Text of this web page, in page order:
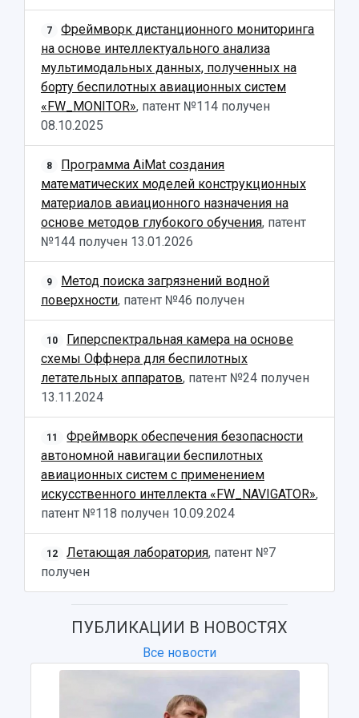
Кампус
3D-тур по университету
Музеи
Учебный аэродром
Центр истории авиационных двигателей
Ботанический сад
Умный дом бабочек
Сведения об образовательной организации
Официальные документы
Патенты
Публикации и издания
Отчеты о проведенных конференциях
7
Фреймворк дистанционного мониторинга
на основе интеллектуального анализа
мультимодальных данных, полученных на
борту беспилотных авиационных систем
«FW_MONITOR», патент №114 получен
08.10.2025
8
Программа AiMat создания
математических моделей конструкционных
материалов авиационного назначения на
основе методов глубокого обучения, патент
№144 получен 13.01.2026
9
Метод поиска загрязнений водной
поверхности, патент №46 получен
10
Гиперспектральная камера на основе
схемы Оффнера для беспилотных
летательных аппаратов, патент №24 получен
13.11.2024
11
Фреймворк обеспечения безопасности
автономной навигации беспилотных
авиационных систем с применением
искусственного интеллекта «FW_NAVIGATOR»,
патент №118 получен 10.09.2024
12 Летающая лаборатория, патент №7
получен
ПУБЛИКАЦИИ В НОВОСТЯХ
Все новости